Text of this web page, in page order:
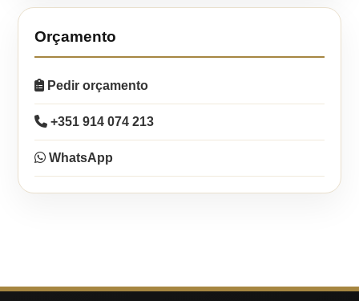
Orçamento
Pedir orçamento
+351 914 074 213
WhatsApp